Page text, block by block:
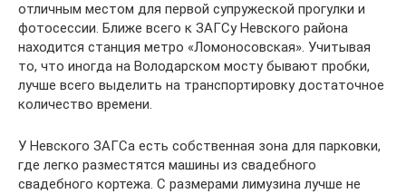
отличным местом для первой супружеской прогулки и
фотосессии. Ближе всего к ЗАГСу Невского района
находится станция метро «Ломоносовская». Учитывая
то, что иногда на Володарском мосту бывают пробки,
лучше всего выделить на транспортировку достаточное
количество времени.
У Невского ЗАГСа есть собственная зона для парковки,
где легко разместятся машины из свадебного
свадебного кортежа. С размерами лимузина лучше не